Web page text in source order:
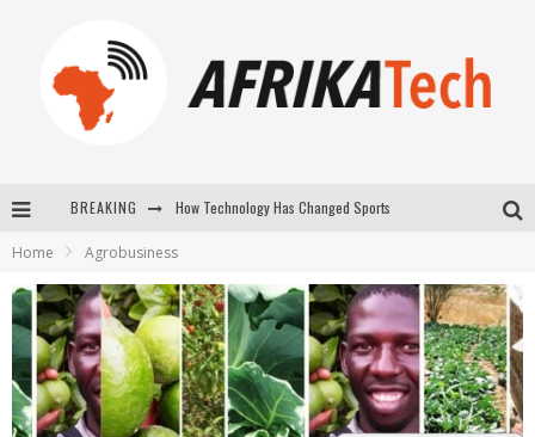
BREAKING
New to online sports betting? Consider These Tips to Play Your First Online Sports Betting Successfully
How Technology Has Changed Sports
Home Agrobusiness